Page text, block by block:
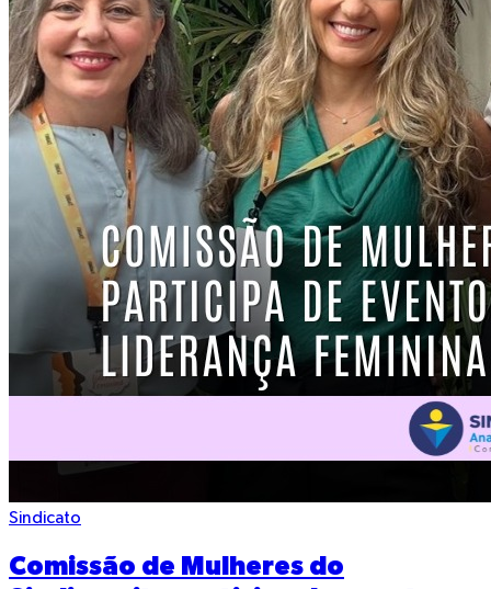
Sindicato
Comissão de Mulheres do